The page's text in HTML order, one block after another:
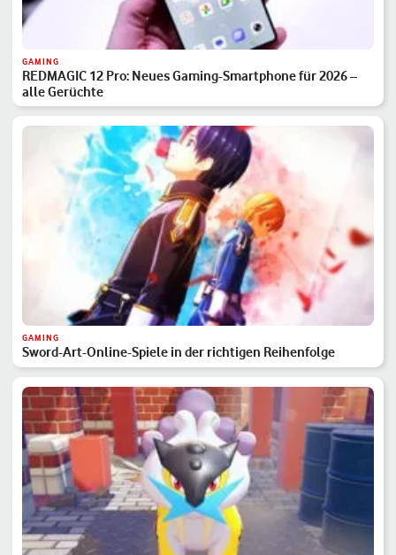
GAMING
REDMAGIC 12 Pro: Neues Gaming-Smartphone für 2026 –
alle Gerüchte
GAMING
Sword-Art-Online-Spiele in der richtigen Reihenfolge